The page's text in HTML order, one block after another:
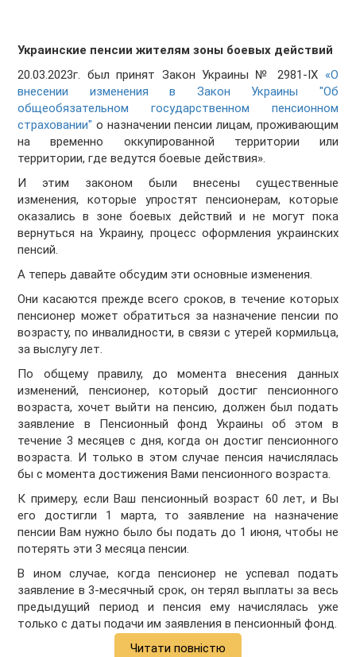
Украинские пенсии жителям зоны боевых действий
20.03.2023г. был принят Закон Украины № 2981-IX «О
внесении изменения в Закон Украины "Об
общеобязательном государственном пенсионном
страховании" о назначении пенсии лицам, проживающим
на временно оккупированной территории или
территории, где ведутся боевые действия».
И этим законом были внесены существенные
изменения, которые упростят пенсионерам, которые
оказались в зоне боевых действий и не могут пока
вернуться на Украину, процесс оформления украинских
пенсий.
А теперь давайте обсудим эти основные изменения.
Они касаются прежде всего сроков, в течение которых
пенсионер может обратиться за назначение пенсии по
возрасту, по инвалидности, в связи с утерей кормильца,
за выслугу лет.
По общему правилу, до момента внесения данных
изменений, пенсионер, который достиг пенсионного
возраста, хочет выйти на пенсию, должен был подать
заявление в Пенсионный фонд Украины об этом в
течение 3 месяцев с дня, когда он достиг пенсионного
возраста. И только в этом случае пенсия начислялась
бы с момента достижения Вами пенсионного возраста.
К примеру, если Ваш пенсионный возраст 60 лет, и Вы
его достигли 1 марта, то заявление на назначение
пенсии Вам нужно было бы подать до 1 июня, чтобы не
потерять эти 3 месяца пенсии.
В ином случае, когда пенсионер не успевал подать
заявление в 3-месячный срок, он терял выплаты за весь
предыдущий период и пенсия ему начислялась уже
только с даты подачи им заявления в пенсионный фонд.
Читати повністю